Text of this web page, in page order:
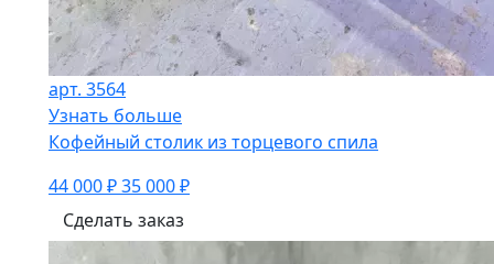
арт. 3564
Узнать больше
Кофейный столик из торцевого спила
44 000 ₽35 000 ₽
Сделать заказ